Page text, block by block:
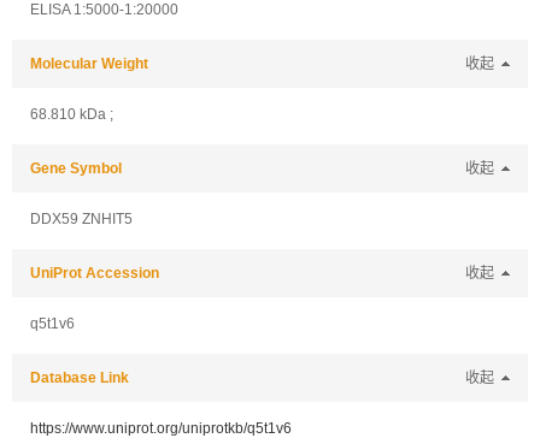
ELISA 1:5000-1:20000
Molecular Weight 收起
68.810 kDa ;
Gene Symbol 收起
DDX59 ZNHIT5
UniProt Accession 收起
q5t1v6
Database Link 收起
https://www.uniprot.org/uniprotkb/q5t1v6